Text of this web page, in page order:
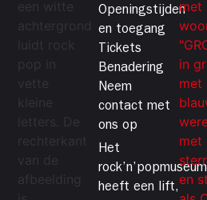
Openingstijden
en toegang
Tickets
Benadering
Neem
contact met
ons op
Het
rock’n’popmuseum
heeft een lift,